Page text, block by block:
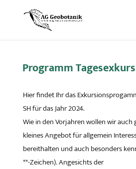
Programm
Hier findet Ihr das
SH für das Jahr 2024.
Wie in den Vorjahren wollen wir auch
kleines Angebot für allgemein
bereithalten und auch besonders
**-Zeichen). Angesichts der